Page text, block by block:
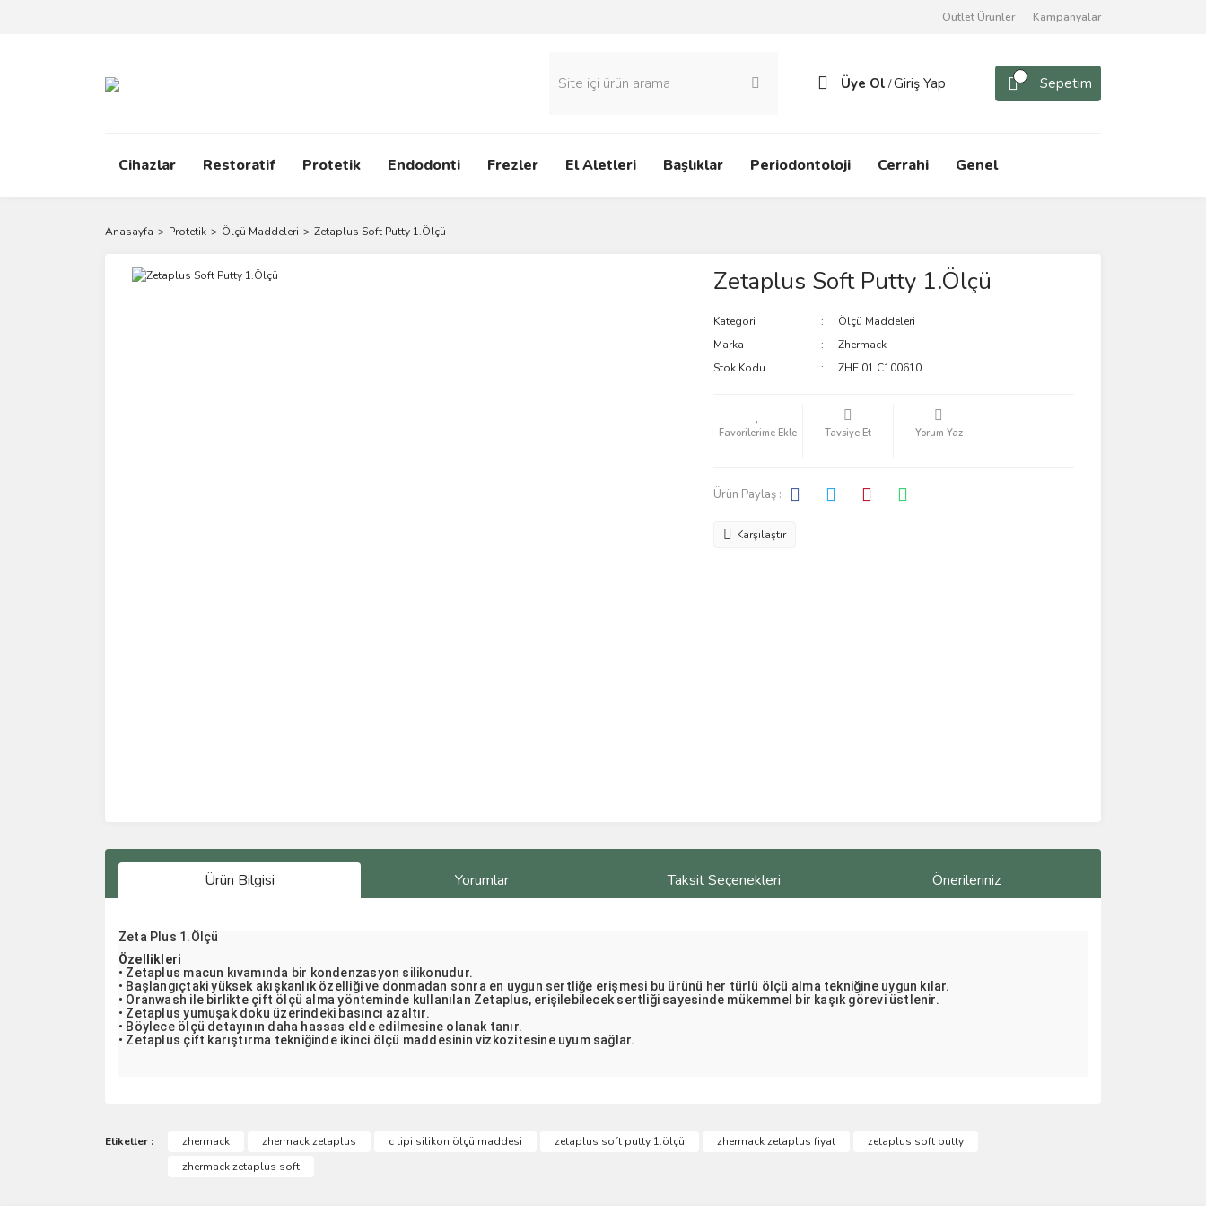
Outlet Ürünler Kampanyalar
Üye Ol /Giriş Yap Sepetim
Cihazlar Restoratif Protetik Endodonti Frezler El Aletleri Başlıklar Periodontoloji Cerrahi Genel
Anasayfa Protetik Ölçü Maddeleri Zetaplus Soft Putty 1.Ölçü
Zetaplus Soft Putty 1.Ölçü
Kategori
Ölçü Maddeleri
Marka
Zhermack
Stok Kodu
ZHE.01.C100610
Tavsiye Et Yorum Yaz
Ürün Paylaş :
Karşılaştır
Ürün Bilgisi Yorumlar Taksit Seçenekleri Önerileriniz
Zeta Plus 1.Ölçü
Özellikleri
• Zetaplus macun kıvamında bir kondenzasyon silikonudur.
• Başlangıçtaki yüksek akışkanlık özelliği ve donmadan sonra en uygun sertliğe erişmesi bu ürünü her türlü ölçü alma tekniğine uygun kılar.
• Oranwash ile birlikte çift ölçü alma yönteminde kullanılan Zetaplus, erişilebilecek sertliği sayesinde mükemmel bir kaşık görevi üstlenir.
• Zetaplus yumuşak doku üzerindeki basıncı azaltır.
• Böylece ölçü detayının daha hassas elde edilmesine olanak tanır.
• Zetaplus çift karıştırma tekniğinde ikinci ölçü maddesinin vizkozitesine uyum sağlar.
Bu ürüne ilk yorumu siz yapın!
Görüş ve önerileriniz için teşekkür ederiz.
Etiketler : zhermack zhermack zetaplus c tipi silikon ölçü maddesi zetaplus soft putty 1.ölçü zhermack zetaplus fiyat
zetaplus soft putty
zhermack zetaplus soft